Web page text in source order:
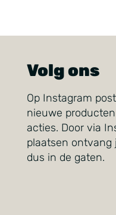
Volg ons
Op Instagram
nieuwe
acties. Door via
plaatsen ontvang
dus in de gaten.